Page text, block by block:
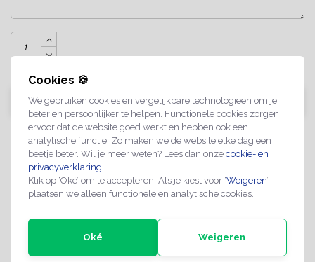
Cookies 🍪
We gebruiken cookies en vergelijkbare technologieën om je
beter en persoonlijker te helpen. Functionele cookies zorgen
ervoor dat de website goed werkt en hebben ook een
analytische functie. Zo maken we de website elke dag een
beetje beter. Wil je meer weten? Lees dan onze cookie- en
privacyverklaring
Klik op ‘Oké’ om te accepteren. Als je kiest voor ‘Weigeren’,
plaatsen we alleen functionele en analytische cookies.
Oké Weigeren
TOEVOEGEN AAN WINKELWAGEN
Artikelnummer: ART
Maatwerk mogelijk op aanvraag
Professionele kwaliteit
Spoedlevering mogelijk
Share with Whatsapp